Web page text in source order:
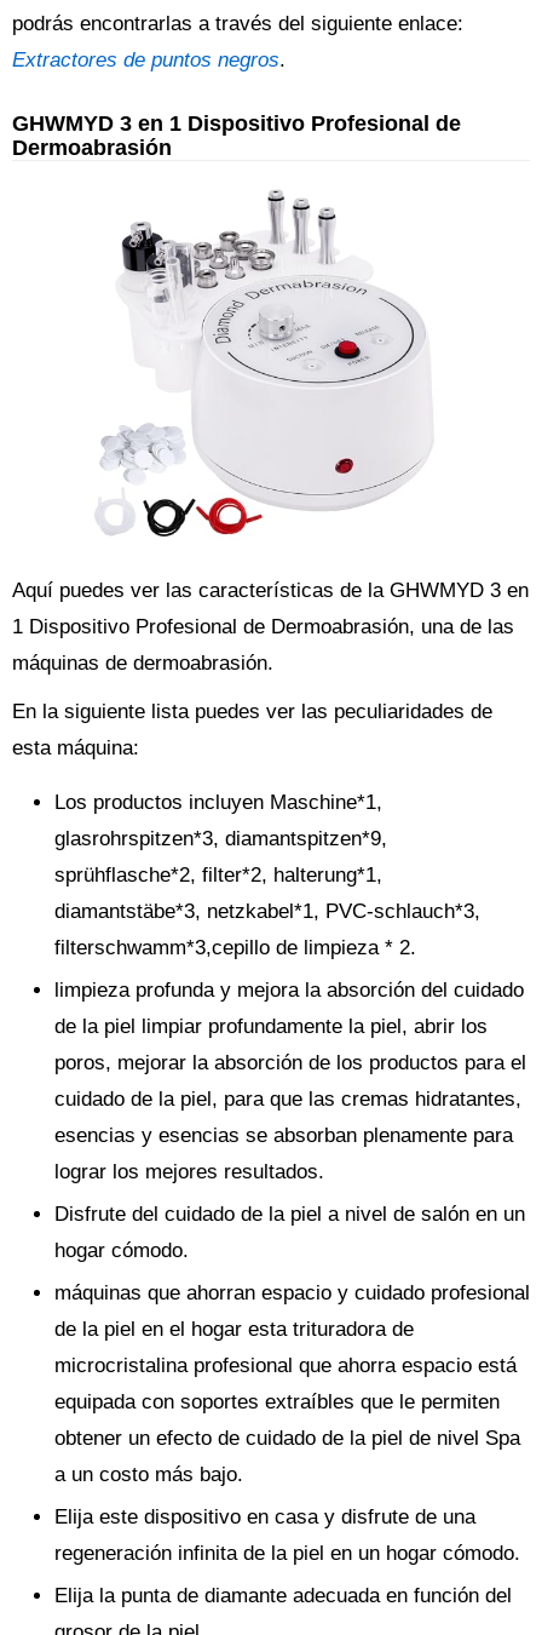
podrás encontrarlas a través del siguiente enlace:
Extractores de puntos negros.
GHWMYD 3 en 1 Dispositivo Profesional de
Dermoabrasión
Aquí puedes ver las características de la GHWMYD 3 en
1 Dispositivo Profesional de Dermoabrasión, una de las
máquinas de dermoabrasión.
En la siguiente lista puedes ver las peculiaridades de
esta máquina:
Los productos incluyen Maschine*1,
glasrohrspitzen*3, diamantspitzen*9,
sprühflasche*2, filter*2, halterung*1,
diamantstäbe*3, netzkabel*1, PVC-schlauch*3,
filterschwamm*3,cepillo de limpieza * 2.
limpieza profunda y mejora la absorción del cuidado
de la piel limpiar profundamente la piel, abrir los
poros, mejorar la absorción de los productos para el
cuidado de la piel, para que las cremas hidratantes,
esencias y esencias se absorban plenamente para
lograr los mejores resultados.
Disfrute del cuidado de la piel a nivel de salón en un
hogar cómodo.
máquinas que ahorran espacio y cuidado profesional
de la piel en el hogar esta trituradora de
microcristalina profesional que ahorra espacio está
equipada con soportes extraíbles que le permiten
obtener un efecto de cuidado de la piel de nivel Spa
a un costo más bajo.
Elija este dispositivo en casa y disfrute de una
regeneración infinita de la piel en un hogar cómodo.
Elija la punta de diamante adecuada en función del